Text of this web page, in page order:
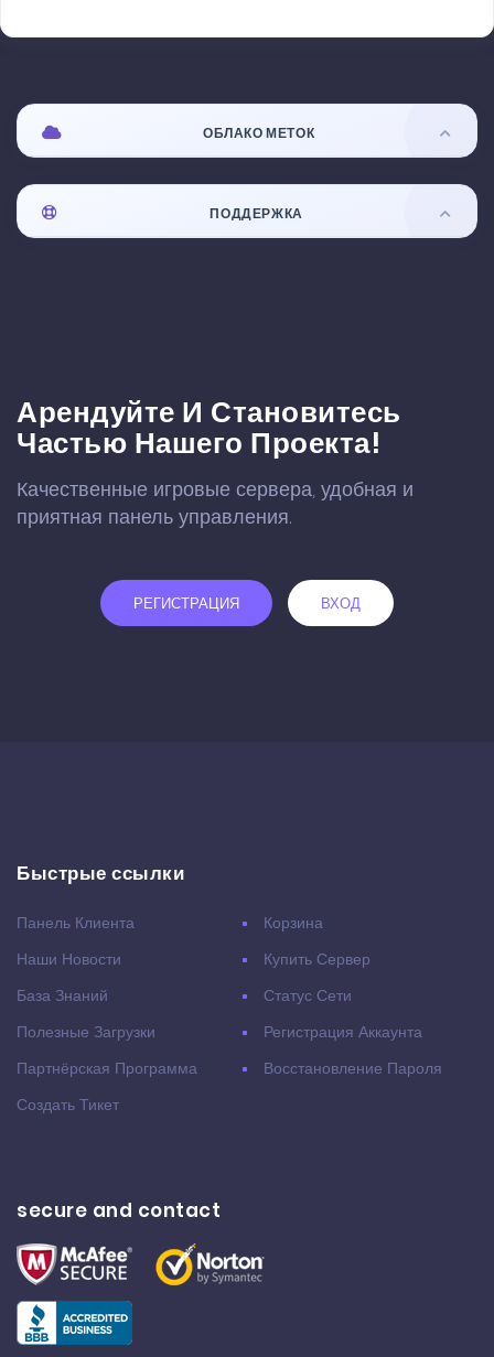
ОБЛАКО МЕТОК
ПОДДЕРЖКА
Арендуйте И Становитесь
Частью Нашего Проекта!
Качественные игровые сервера, удобная и
приятная панель управления.
РЕГИСТРАЦИЯ ВХОД
Быстрые ссылки
Панель Клиента
Наши Новости
База Знаний
Полезные Загрузки
Партнёрская Программа
Создать Тикет
Корзина
Купить Сервер
Статус Сети
Регистрация Аккаунта
Восстановление Пароля
secure and contact